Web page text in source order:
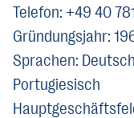
Telefon: +49 40
Gründungsjahr:
Sprachen:
Portugiesisch